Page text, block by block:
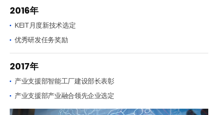
2016年
KEIT月度新技术选定
优秀研发任务奖励
2017年
产业支援部智能工厂建设部长表彰
产业支援部产业融合领先企业选定